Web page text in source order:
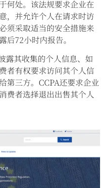
何处。该法规要求企业在
，并允许个人在请求时访
须采取适当的安全措施来
后72小时内报告。
露其收集的个人信息、如
者有权要求访问其个人信
第三方。CCPA还要求企业
费者选择退出出售其个人